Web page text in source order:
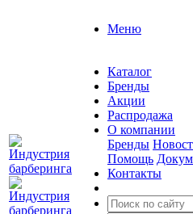
Меню
Каталог
Бренды
Акции
Распродажа
О компании
Бренды
Помощь
Контакты